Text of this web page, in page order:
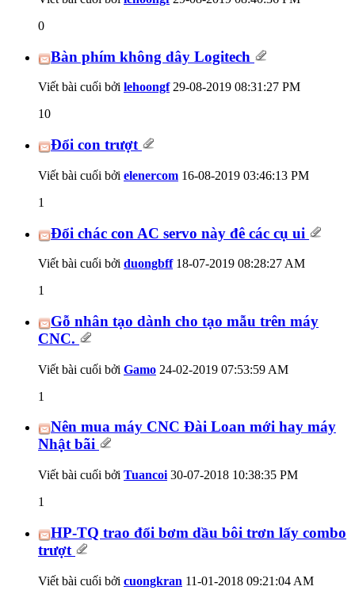
0
Bàn phím không dây Logitech
Viết bài cuối bởi lehoongf29-08-2019 08:31:27 PM
10
Đổi con trượt
Viết bài cuối bởi elenercom 16-08-2019 03:46:13 PM
1
Đổi chác con AC servo này đê các cụ ui
Viết bài cuối bởi duongbff18-07-2019 08:28:27 AM
1
Gỗ nhân tạo dành cho tạo mẫu trên máy
CNC.
Viết bài cuối bởi Gamo 24-02-2019 07:53:59 AM
1
Nên mua máy CNC Đài Loan mới hay máy
Nhật bãi
Viết bài cuối bởi Tuancoi 30-07-2018 10:38:35 PM
1
HP-TQ trao đổi bơm dầu bôi trơn lấy combo
trượt
Viết bài cuối bởi cuongkran 11-01-2018 09:21:04 AM